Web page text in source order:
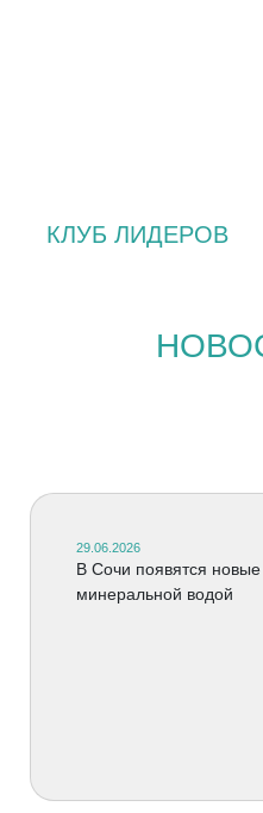
КЛУБ ЛИДЕРОВ
29.06.2026
В Сочи появятся
минеральной водой